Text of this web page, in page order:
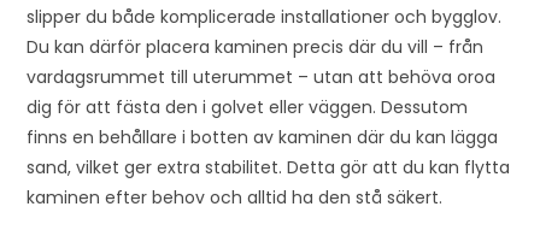
slipper du både komplicerade installationer och bygglov.
Du kan därför placera kaminen precis där du vill – från
vardagsrummet till uterummet – utan att behöva oroa
dig för att fästa den i golvet eller väggen. Dessutom
finns en behållare i botten av kaminen där du kan lägga
sand, vilket ger extra stabilitet. Detta gör att du kan flytta
kaminen efter behov och alltid ha den stå säkert.